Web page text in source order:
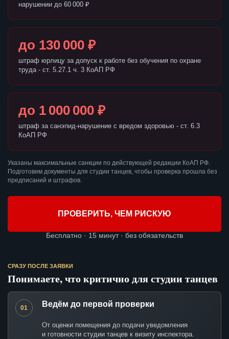
нарушении до 60 000 ₽
до 130 000 ₽
штраф юрлицу за допуск к работе без обучения по охране
труда - ст. 5.27.1 ч. 3 КоАП РФ
до 1 000 000 ₽
штраф за санэпид-нарушение с вредом здоровью - ст. 6.3
КоАП РФ
Указаны максимальные санкции по действующей редакции КоАП РФ.
Подготовим документы для студии танцев, чтобы проверка прошла без
предписаний и штрафов.
ПРОВЕРИТЬ, ЧЕМ РИСКУЮ
Бесплатно · 15 минут · без обязательств
СРАЗУ ПОСЛЕ ЗАЯВКИ
Понимаете, что критично для студии танцев
01 Ведём до первой проверки
От оценки помещения до подачи уведомления
и готовности студии танцев к визиту инспектора.